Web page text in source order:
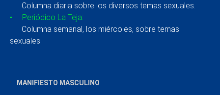
Columna diaria sobre los diversos temas sexuales.
• Periódico La Teja:
Columna semanal, los miércoles, sobre temas
sexuales.
MANIFIESTO MASCULINO